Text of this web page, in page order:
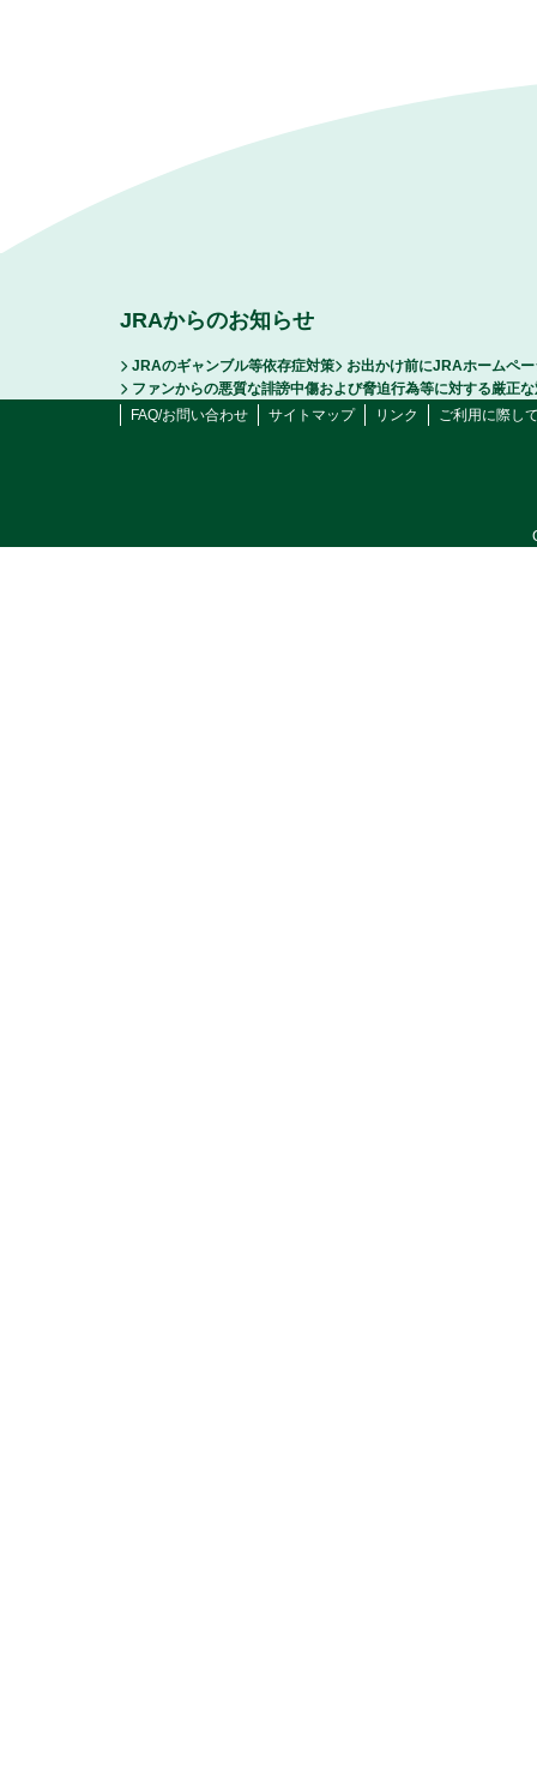
JRAからのお知らせ
JRAのギャンブル等依存症対策
お出かけ前にJRAホームペ
ファンからの悪質な誹謗中傷および脅迫行為等に対する厳正
FAQ/お問い合わせ
サイトマップ リンク ご利用に際し